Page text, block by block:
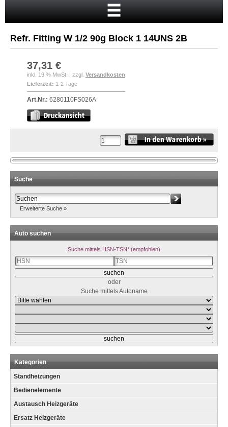
Neukunde?
Kasse
Anmelden
Refr. Fitting W 1/2 90g Block 1 14UNS 2B
37,31 €
inkl. 19 % MwSt. | zzgl. Versandkosten
Lieferzeit: 1-2 Tage
Art.Nr.: 6280110FS026A
Suche
Erweiterte Suche »
Auto suchen
Suche mittels HSN-TSN* (empfohlen)
oder
Suche mittels Autoname
Kategorien
Standheizungen
Bedienelemente
Austausch Heizgeräte
Ersatz Heizgeräte